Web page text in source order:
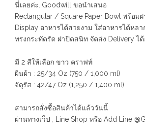
นี่เลยค่ะ..Goodwill ขอนำเสนอ
Rectangular / Square Paper Bowl พร้อมฝ
Display อาหารได้สวยงาม ใส่อาหารได้หล
ทรงกระทัดรัด ฝาปิดสนิท จัดส่ง Delivery ไ
มี 2 สีให้เลือก ขาว คราฟท์
ผืนผ้า : 25/34 Oz (750 / 1,000 ml)
จัตุรัส : 42/47 Oz (1,250 / 1,400 ml)
สามารถสั่งซื้อสินค้าได้แล้ววันนี้
ผ่านทางเว็ป , Line Shop หรือ Add Line